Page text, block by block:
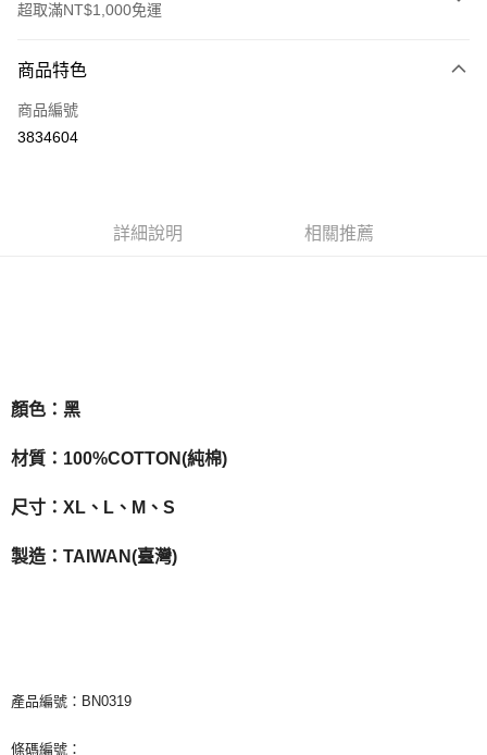
超取滿NT$1,000免運
信用卡一次付款
超商取貨付款
運送方式
全家取貨付款
每筆NT$65，滿NT$1,000(含以上)免運費
每筆NT$65，滿NT$1,000(含以上)免運費
商品特色
商品編號
3834604
詳細說明 相關推薦
顏色：黑
材質：100%COTTON(純棉)
尺寸：XL、L、M、S
製造：TAIWAN(臺灣)
產品編號：BN0319
條碼編號：